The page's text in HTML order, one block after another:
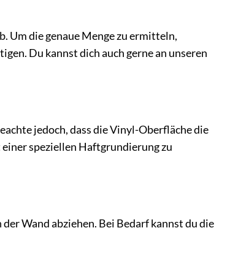
Um die genaue Menge zu ermitteln,
Du kannst dich auch gerne an unseren
jedoch, dass die Vinyl-Oberfläche die
speziellen Haftgrundierung zu
Wand abziehen. Bei Bedarf kannst du die